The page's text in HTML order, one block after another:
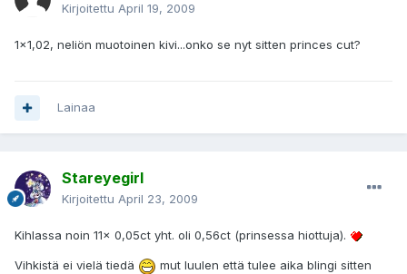
Kirjoitettu April 19, 2009
1x1,02, neliön muotoinen kivi...onko se nyt sitten princes cut?
Lainaa
Stareyegirl
Kirjoitettu April 23, 2009
Kihlassa noin 11x 0,05ct yht. oli 0,56ct (prinsessa hiottuja).
Vihkistä ei vielä tiedä
mut luulen että tulee aika blingi sitten